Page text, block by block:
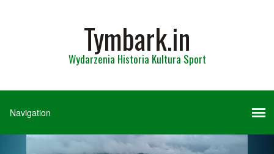
Tymbark.in
Wydarzenia Historia Kultura Sport